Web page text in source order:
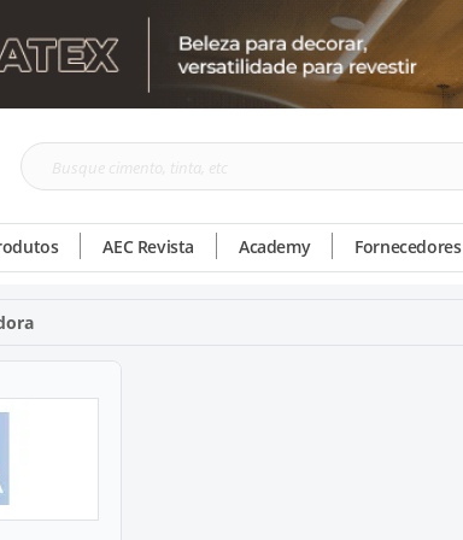
Busque
tinta,
etc
AEC Revista Academy Fornecedores